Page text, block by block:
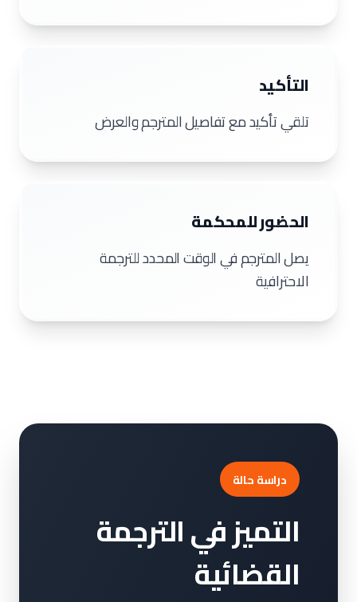
التأكيد
تلقي تأكيد مع تفاصيل المترجم والعرض
الحضور للمحكمة
يصل المترجم في الوقت المحدد للترجمة
الاحترافية
دراسة حالة
التميز في الترجمة
القضائية